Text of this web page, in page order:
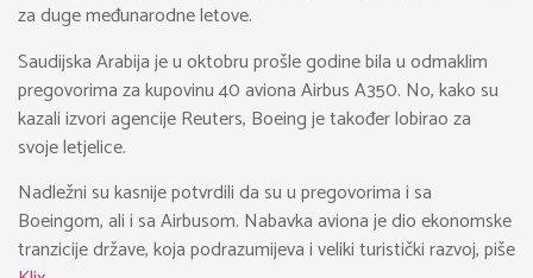
za duge međunarodne letove.
Saudijska Arabija je u oktobru prošle godine bila u odmaklim
pregovorima za kupovinu 40 aviona Airbus A350. No, kako su
kazali izvori agencije Reuters, Boeing je također lobirao za
svoje letjelice.
Nadležni su kasnije potvrdili da su u pregovorima i sa
Boeingom, ali i sa Airbusom. Nabavka aviona je dio ekonomske
tranzicije države, koja podrazumijeva i veliki turistički razvoj, piše